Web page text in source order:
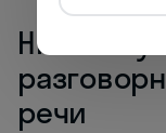
Нюансы
речи